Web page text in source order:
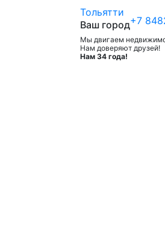
Мы двигаем
Нам доверяют друзей!
Нам 34 года!
Тольятти
Ваш город+7